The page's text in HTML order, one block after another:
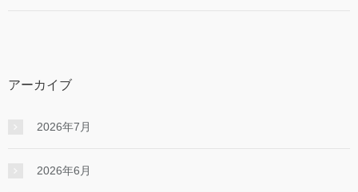
アーカイブ
2026年7月
2026年6月